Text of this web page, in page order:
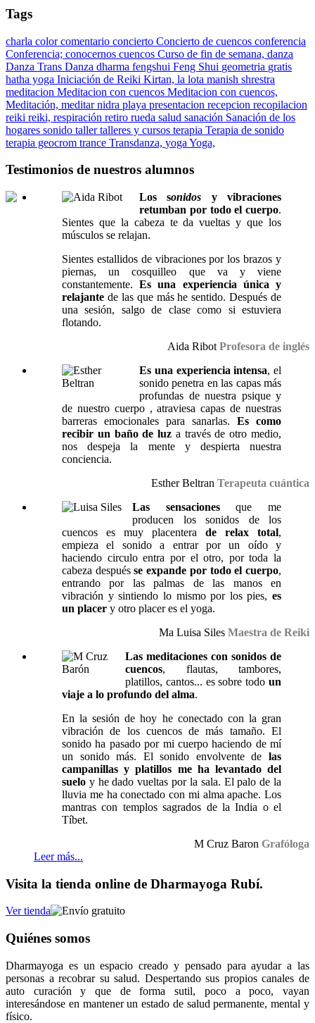
Tags
charla colorcomentario concierto Concierto de cuencos conferencia
Conferencia; conocernos cuencos Curso de fin de semana, danza
Danza Trans Danza dharma fengshui Feng Shui geometria gratis
hatha yoga Iniciación de Reiki Kirtan, la lota manish shrestra
meditacion Meditacion con cuencos Meditacion con cuencos,
Meditación, meditarnidra playa presentacion recepcion recopilacion
reiki reiki, respiración retiro rueda salud sanación Sanación de los
hogares sonido tallertalleres y cursos terapia Terapia de sonido
terapia geocrom trance Transdanza, yoga Yoga,
Testimonios de nuestros alumnos
Los sonidos y vibraciones
retumban por todo el cuerpo.
Sientes que la cabeza te da vueltas y que los
músculos se relajan.
Sientes estallidos de vibraciones por los brazos y
piernas, un cosquilleo que va y viene
constantemente.Es una experiencia única y
relajante de las que más he sentido. Después de
una sesión, salgo de clase como si estuviera
flotando.
Aida Ribot Profesora de inglés
Es una experiencia intensa, el
sonido penetra en las capas más
profundas de nuestra psique y
de nuestro cuerpo , atraviesa capas de nuestras
barreras emocionales para sanarlas. Es como
recibir un baño de luz a través de otro medio,
nos despeja la mente y despierta nuestra
conciencia.
Esther Beltran Terapeuta cuántica
Las sensacionesque me
producen los sonidos de los
cuencos es muy placentera de relax total,
empieza el sonido a entrar por un oído y
haciendo circulo entra por el otro, por toda la
cabeza despuésse expande por todo el cuerpo,
entrando por las palmas de las manos en
vibración y sintiendo lo mismo por los pies, es
un placer y otro placer es el yoga.
Ma Luisa Siles Maestra de Reiki
Las meditaciones con sonidos de
cuencos, flautas, tambores,
platillos, cantos... es sobre todo un
viaje a lo profundo del alma.
En la sesión de hoy he conectado con la gran
vibración de los cuencos de más tamaño. El
sonido ha pasado por mi cuerpo haciendo de mí
un sonido más. El sonido envolvente de las
campanillas y platillos me ha levantado del
suelo y he dado vueltas por la sala. El palo de la
lluvia me ha conectado con mi alma apache. Los
mantras con templos sagrados de la India o el
Tíbet.
M Cruz Baron Grafóloga
Leer más...
Visita la tienda online de Dharmayoga Rubí.
Ver tienda
Quiénes somos
Dharmayoga es un espacio creado y pensado para ayudar a las
personas a recobrar su salud. Despertando sus propios canales de
auto curación y que de forma sutil, poco a poco, vayan
interesándose en mantener un estado de salud permanente, mental y
físico.